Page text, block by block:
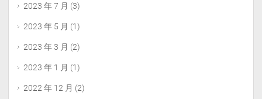
2023 年 7 月 (3)
2023 年 5 月 (1)
2023 年 3 月 (2)
2023 年 1 月 (1)
2022 年 12 月 (2)